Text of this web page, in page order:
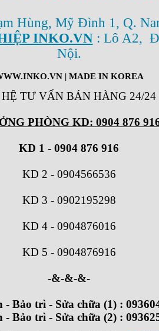
Hùng, Mỹ Đình 1, Q.
INKO.VN: Lô A2,
Nội.
| MADE IN KOREA
TƯ VẤN BÁN HÀNG 24/24
PHÒNG KD: 0904 876
KD 1 - 0904 876 916
KD 2 - 0904566536
KD 3 - 0902195298
KD 4 - 0904876016
KD 5 - 0904876916
-&-&-&-
- Bảo trì - Sửa chữa (1) :
- Bảo trì - Sửa chữa (2) :